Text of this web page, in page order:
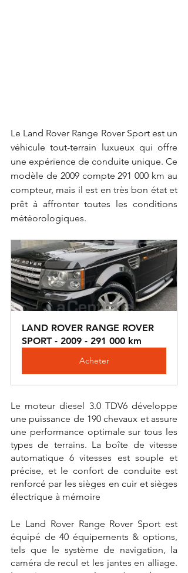
Le Land Rover Range Rover Sport est un
véhicule tout-terrain luxueux qui offre
une expérience de conduite unique. Ce
modèle de 2009 compte 291 000 km au
compteur, mais il est en très bon état et
prêt à affronter toutes les conditions
météorologiques.
LAND ROVER RANGE ROVER
SPORT - 2009 - 291 000 km
Acheter
Le moteur diesel 3.0 TDV6 développe
une puissance de 190 chevaux et assure
une performance optimale sur tous les
types de terrains. La boîte de vitesse
automatique 6 vitesses est souple et
précise, et le confort de conduite est
renforcé par les sièges en cuir et sièges
électrique à mémoire
Le Land Rover Range Rover Sport est
équipé de 40 équipements & options,
tels que le système de navigation, la
caméra de recul et les jantes en alliage.